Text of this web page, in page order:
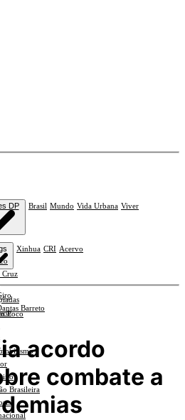
DP
Cruz
Brasileira
Brasil Mundo Vida Urbana Viver
Foco
Barreto
Xinhua CRI Acervo
acordo
combate a